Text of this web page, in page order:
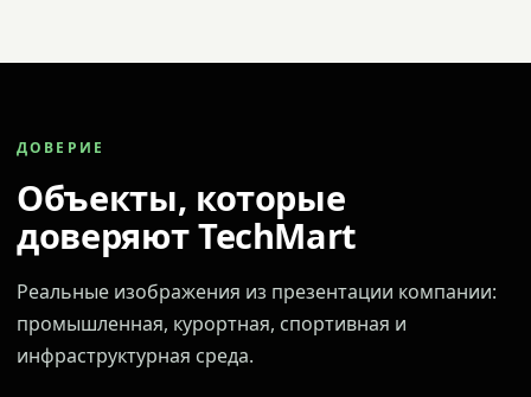
ДОВЕРИЕ
Объекты, которые
доверяют TechMart
Реальные изображения из презентации компании:
промышленная, курортная, спортивная и
инфраструктурная среда.